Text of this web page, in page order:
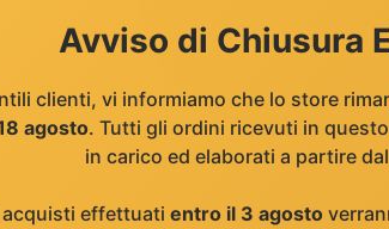
Avviso di Chiusura
clienti, vi informiamo che lo store
agosto. Tutti gli ordini ricevuti in
in carico ed elaborati a partire dal
acquisti effettuati entro il 3 agosto